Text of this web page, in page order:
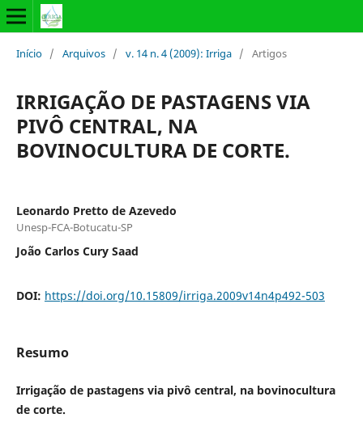
Início / Arquivos / v. 14 n. 4 (2009): Irriga / Artigos
IRRIGAÇÃO DE PASTAGENS VIA
PIVÔ CENTRAL, NA
BOVINOCULTURA DE CORTE.
Leonardo Pretto de Azevedo
Unesp-FCA-Botucatu-SP
João Carlos Cury Saad
DOI: https://doi.org/10.15809/irriga.2009v14n4p492-503
Resumo
Irrigação de pastagens via pivô central, na bovinocultura
de corte.